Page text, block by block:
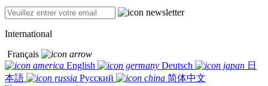
International
Français
English
Deutsch
日
本語
Русский
简体中文